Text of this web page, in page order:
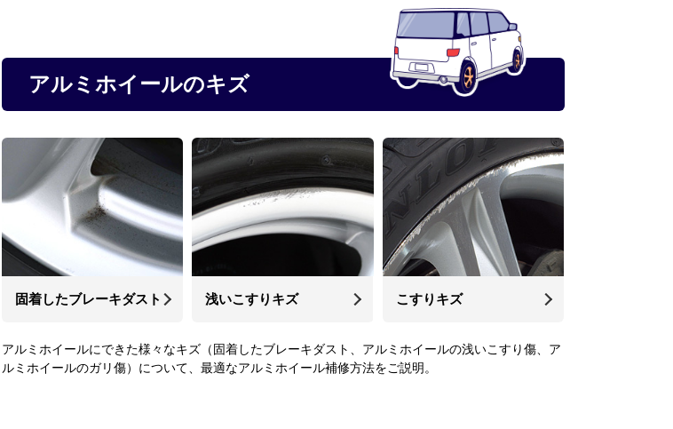
アルミホイールのキズ
固着したブレーキダスト 浅いこすりキズ こすりキズ
アルミホイールにできた様々なキズ（固着したブレーキダスト、アルミホイールの浅いこすり傷、ア
ルミホイールのガリ傷）について、最適なアルミホイール補修方法をご説明。